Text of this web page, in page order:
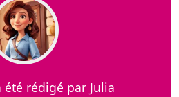
été rédigé par Julia